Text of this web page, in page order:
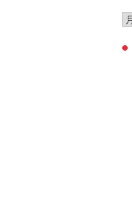
リ
ー
ア
カ